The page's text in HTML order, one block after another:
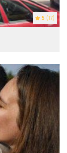
5 (17)